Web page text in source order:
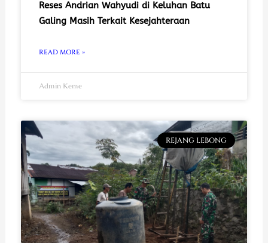
Reses Andrian Wahyudi di Keluhan Batu
Galing Masih Terkait Kesejahteraan
READ MORE »
Admin Keme
REJANG LEBONG